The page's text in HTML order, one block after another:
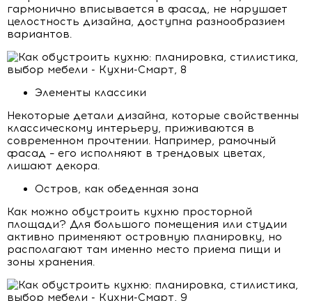
гармонично вписывается в фасад, не нарушает
целостность дизайна, доступна разнообразием
вариантов.
Элементы классики
Некоторые детали дизайна, которые свойственны
классическому интерьеру, приживаются в
современном прочтении. Например, рамочный
фасад – его исполняют в трендовых цветах,
лишают декора.
Остров, как обеденная зона
Как можно обустроить кухню просторной
площади? Для большого помещения или студии
активно применяют островную планировку, но
располагают там именно место приема пищи и
зоны хранения.